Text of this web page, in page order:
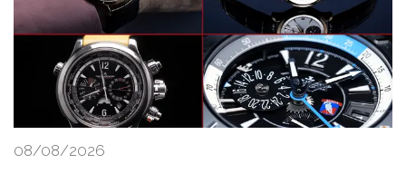
08/08/2026